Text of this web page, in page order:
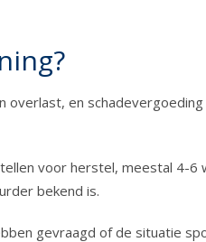
en
voor herstel, meestal 4-6
bekend is.
gevraagd of de situatie